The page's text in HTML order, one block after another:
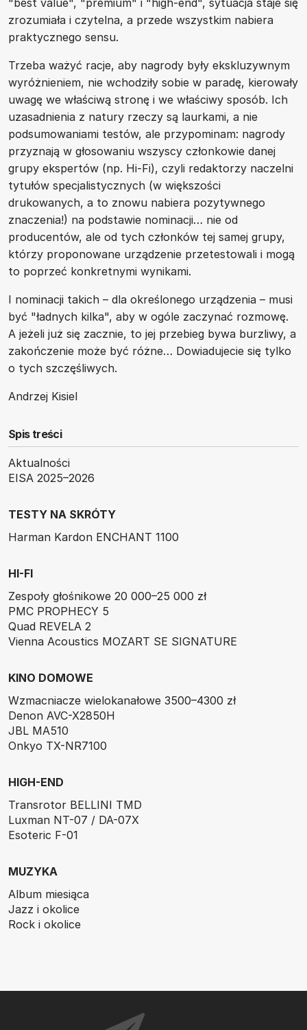
"best value", "premium" i "high-end", sytuacja staje się
zrozumiała i czytelna, a przede wszystkim nabiera
praktycznego sensu.
Trzeba ważyć racje, aby nagrody były ekskluzywnym
wyróżnieniem, nie wchodziły sobie w paradę, kierowały
uwagę we właściwą stronę i we właściwy sposób. Ich
uzasadnienia z natury rzeczy są laurkami, a nie
podsumowaniami testów, ale przypominam: nagrody
przyznają w głosowaniu wszyscy członkowie danej
grupy ekspertów (np. Hi-Fi), czyli redaktorzy naczelni
tytułów specjalistycznych (w większości
drukowanych, a to znowu nabiera pozytywnego
znaczenia!) na podstawie nominacji… nie od
producentów, ale od tych członków tej samej grupy,
którzy proponowane urządzenie przetestowali i mogą
to poprzeć konkretnymi wynikami.
I nominacji takich – dla określonego urządzenia – musi
być "ładnych kilka", aby w ogóle zaczynać rozmowę.
A jeżeli już się zacznie, to jej przebieg bywa burzliwy, a
zakończenie może być różne… Dowiadujecie się tylko
o tych szczęśliwych.
Andrzej Kisiel
Spis treści
Aktualności
EISA 2025–2026
TESTY NA SKRÓTY
Harman Kardon ENCHANT 1100
HI-FI
Zespoły głośnikowe 20 000–25 000 zł
PMC PROPHECY 5
Quad REVELA 2
Vienna Acoustics MOZART SE SIGNATURE
KINO DOMOWE
Wzmacniacze wielokanałowe 3500–4300 zł
Denon AVC-X2850H
JBL MA510
Onkyo TX-NR7100
HIGH-END
Transrotor BELLINI TMD
Luxman NT-07 / DA-07X
Esoteric F-01
MUZYKA
Album miesiąca
Jazz i okolice
Rock i okolice